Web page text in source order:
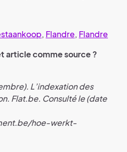
, Flandre, Flandre
article comme source ?
L’indexation des
Flat.be. Consulté le (date
hoe-werkt-